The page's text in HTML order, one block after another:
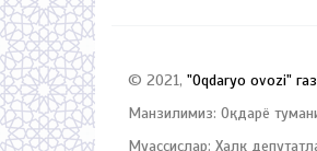
© 2021, "Oqdaryo ovozi"
Манзилимиз: Оқдарё
Муассислар: Халқ